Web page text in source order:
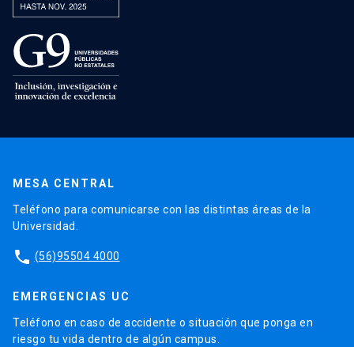
MESA CENTRAL
Teléfono para comunicarse con las distintas áreas de la
Universidad.
phone (56)95504 4000
EMERGENCIAS UC
Teléfono en caso de accidente o situación que ponga en
riesgo tu vida dentro de algún campus.